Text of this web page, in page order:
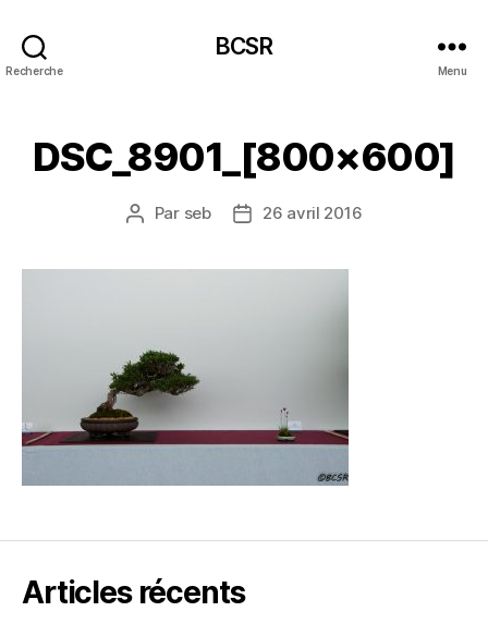
Recherche
BCSR
Menu
DSC_8901_[800×600]
Auteur
Par seb
Date26 avril 2016
Articles récents